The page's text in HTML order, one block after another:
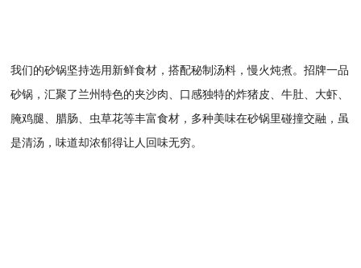
我们的砂锅坚持选用新鲜食材，搭配秘制汤料，慢火炖煮。招牌一品
砂锅，汇聚了兰州特色的夹沙肉、口感独特的炸猪皮、牛肚、大虾、
腌鸡腿、腊肠、虫草花等丰富食材，多种美味在砂锅里碰撞交融，虽
是清汤，味道却浓郁得让人回味无穷。